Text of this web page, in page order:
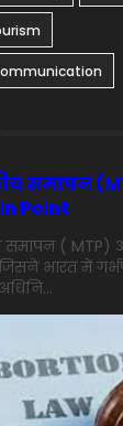
समापन
Point
समापन ( MTP)
भारत में